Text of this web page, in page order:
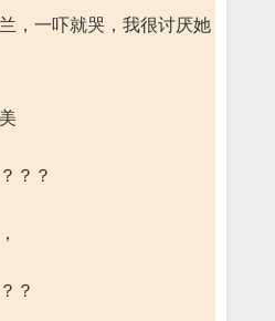
，一吓就哭，我很讨厌她
？？
？